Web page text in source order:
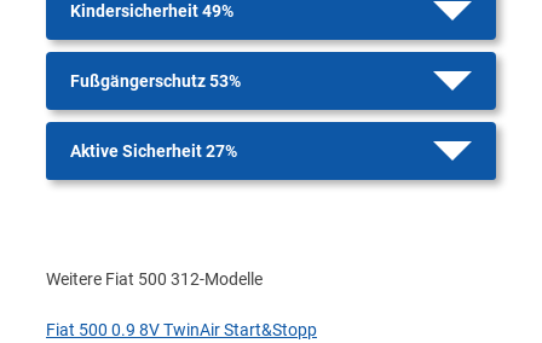
Kindersicherheit 49%
Fußgängerschutz 53%
Aktive Sicherheit 27%
Weitere Fiat 500 312-Modelle
Fiat 500 0.9 8V TwinAir Start&Stopp